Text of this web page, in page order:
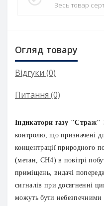
Весь товар
Огляд товару
Відгуки (0)
Питання (0)
Індикатори газу "Страж"
контролю, що призначені
концентрації природного
(метан, СН4) в повітрі
приміщень, видачі
сигналів при досягненні
можуть бути небезпечними